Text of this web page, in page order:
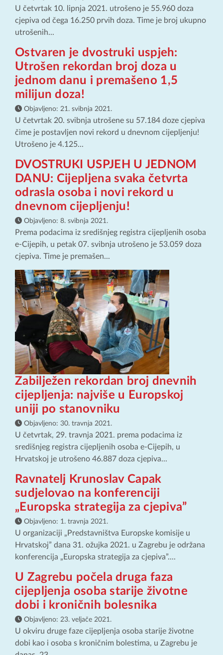
U četvrtak 10. lipnja 2021. utrošeno je 55.960 doza
cjepiva od čega 16.250 prvih doza. Time je broj ukupno
utrošenih...
Ostvaren je dvostruki uspjeh:
Utrošen rekordan broj doza u
jednom danu i premašeno 1,5
milijun doza!
Objavljeno: 21. svibnja 2021.
U četvrtak 20. svibnja utrošene su 57.184 doze cjepiva
čime je postavljen novi rekord u dnevnom cijepljenju!
Utrošeno je 4.125...
DVOSTRUKI USPJEH U JEDNOM
DANU: Cijepljena svaka četvrta
odrasla osoba i novi rekord u
dnevnom cijepljenju!
Objavljeno: 8. svibnja 2021.
Prema podacima iz središnjeg registra cijepljenih osoba
e-Cijepih, u petak 07. svibnja utrošeno je 53.059 doza
cjepiva. Time je premašen...
Zabilježen rekordan broj dnevnih
cijepljenja: najviše u Europskoj
uniji po stanovniku
Objavljeno: 30. travnja 2021.
U četvrtak, 29. travnja 2021. prema podacima iz
središnjeg registra cijepljenih osoba e-Cijepih, u
Hrvatskoj je utrošeno 46.887 doza cjepiva...
Ravnatelj Krunoslav Capak
sudjelovao na konferenciji
„Europska strategija za cjepiva”
Objavljeno: 1. travnja 2021.
U organizaciji „Predstavništva Europske komisije u
Hrvatskoj” dana 31. ožujka 2021. u Zagrebu je održana
konferencija „Europska strategija za cjepiva”....
U Zagrebu počela druga faza
cijepljenja osoba starije životne
dobi i kroničnih bolesnika
Objavljeno: 23. veljače 2021.
U okviru druge faze cijepljenja osoba starije životne
dobi kao i osoba s kroničnim bolestima, u Zagrebu je